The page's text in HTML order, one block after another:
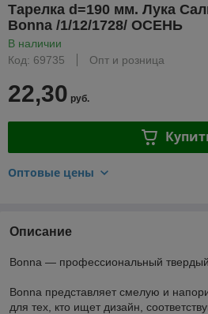
Тарелка d=190 мм. Лука
Bonna /1/12/1728/ ОСЕНЬ
В наличии
Код: 69735
Опт и розница
22,30 руб.
Оптовые цены
Описание
Bonna — профессиональный
Bonna представляет смелую и
для тех, кто ищет дизайн,